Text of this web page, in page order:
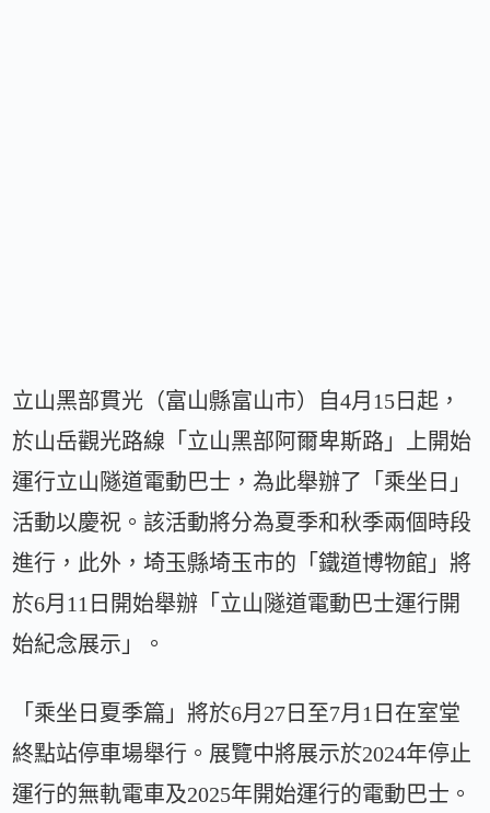
立山黑部貫光（富山縣富山市）自4月15日起，
於山岳觀光路線「立山黑部阿爾卑斯路」上開始
運行立山隧道電動巴士，為此舉辦了「乘坐日」
活動以慶祝。該活動將分為夏季和秋季兩個時段
進行，此外，埼玉縣埼玉市的「鐵道博物館」將
於6月11日開始舉辦「立山隧道電動巴士運行開
始紀念展示」。
「乘坐日夏季篇」將於6月27日至7月1日在室堂
終點站停車場舉行。展覽中將展示於2024年停止
運行的無軌電車及2025年開始運行的電動巴士。